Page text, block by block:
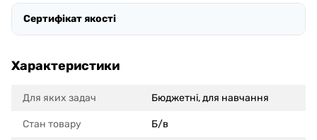
Сертифікат якості
Характеристики
Для яких задач Бюджетні, для навчання
Стан товару Б/в